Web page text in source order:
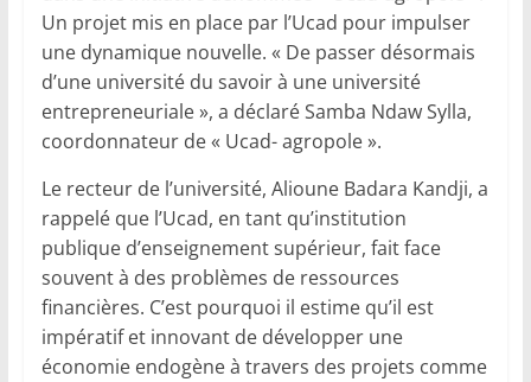
Un projet mis en place par l’Ucad pour impulser
une dynamique nouvelle. « De passer désormais
d’une université du savoir à une université
entrepreneuriale », a déclaré Samba Ndaw Sylla,
coordonnateur de « Ucad- agropole ».
Le recteur de l’université, Alioune Badara Kandji, a
rappelé que l’Ucad, en tant qu’institution
publique d’enseignement supérieur, fait face
souvent à des problèmes de ressources
financières. C’est pourquoi il estime qu’il est
impératif et innovant de développer une
économie endogène à travers des projets comme